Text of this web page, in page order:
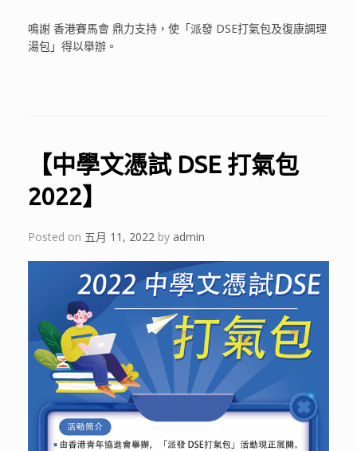
鳴謝 香港賽馬會 鼎力支持，使「派發 DSE打氣包及復康調理
湯包」得以舉辦。
【中學文憑試 DSE 打氣包
2022】
Posted on 五月 11, 2022 by admin